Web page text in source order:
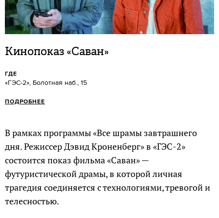
Кинопоказ «Саван»
ГДЕ
«ГЭС-2», Болотная наб., 15
ПОДРОБНЕЕ
В рамках программы «Все шрамы завтрашнего
дня. Режиссер Дэвид Кроненберг» в «ГЭС-2»
состоится показ фильма «Саван» —
футуристической драмы, в которой личная
трагедия соединяется с технологиями, тревогой и
телесностью.